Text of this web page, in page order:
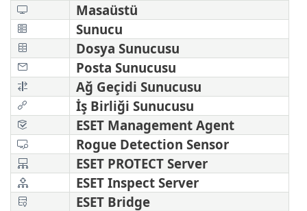
Masaüstü
Sunucu
Dosya Sunucusu
Posta Sunucusu
Ağ Geçidi Sunucusu
İş Birliği Sunucusu
ESET Management Agent
Rogue Detection Sensor
ESET PROTECT Server
ESET Inspect Server
ESET Bridge